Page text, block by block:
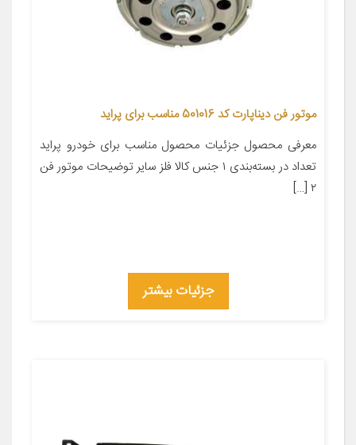
موتور فن دیناپارت کد 501016 مناسب برای پراید
معرفی محصول جزئیات محصول مناسب برای خودرو پراید
تعداد در بسته‌بندی ۱ جنس کالا فلز سایر توضیحات موتور فن
۲ […]
جزئیات بیشتر